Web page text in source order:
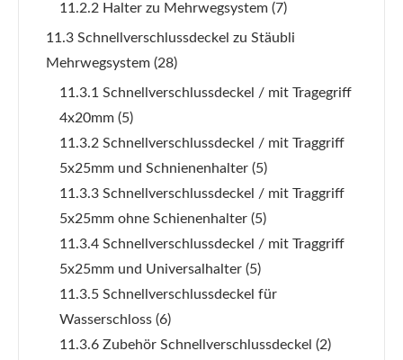
11.2.2 Halter zu Mehrwegsystem (7)
11.3 Schnellverschlussdeckel zu Stäubli
Mehrwegsystem (28)
11.3.1 Schnellverschlussdeckel / mit Tragegriff
4x20mm (5)
11.3.2 Schnellverschlussdeckel / mit Traggriff
5x25mm und Schnienenhalter (5)
11.3.3 Schnellverschlussdeckel / mit Traggriff
5x25mm ohne Schienenhalter (5)
11.3.4 Schnellverschlussdeckel / mit Traggriff
5x25mm und Universalhalter (5)
11.3.5 Schnellverschlussdeckel für
Wasserschloss (6)
11.3.6 Zubehör Schnellverschlussdeckel (2)